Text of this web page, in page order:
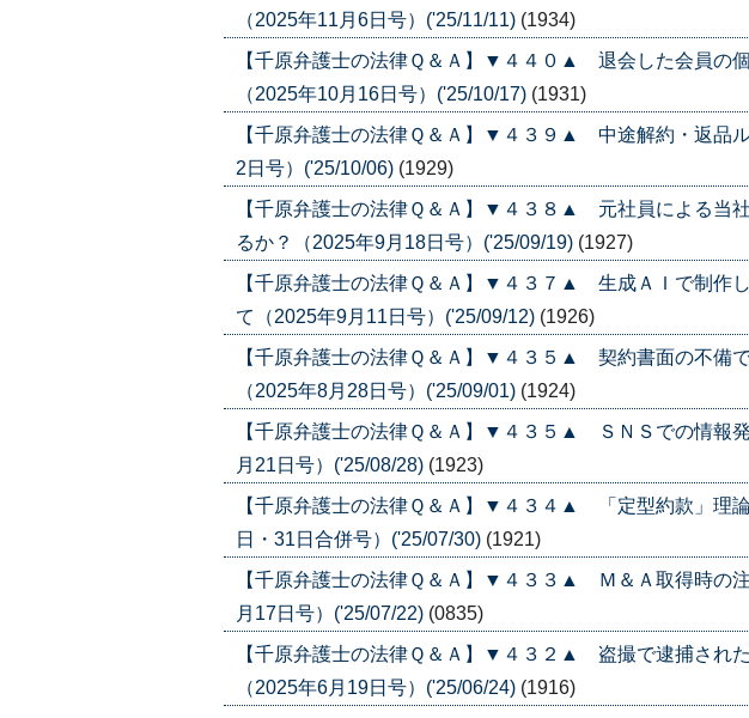
（2025年11月6日号）('25/11/11) (1934)
【千原弁護士の法律Ｑ＆Ａ】▼４４０▲ 退会した会員の
（2025年10月16日号）('25/10/17) (1931)
【千原弁護士の法律Ｑ＆Ａ】▼４３９▲ 中途解約・返品
2日号）('25/10/06) (1929)
【千原弁護士の法律Ｑ＆Ａ】▼４３８▲ 元社員による当
るか？（2025年9月18日号）('25/09/19) (1927)
【千原弁護士の法律Ｑ＆Ａ】▼４３７▲ 生成ＡＩで制作
て（2025年9月11日号）('25/09/12) (1926)
【千原弁護士の法律Ｑ＆Ａ】▼４３５▲ 契約書面の不備
（2025年8月28日号）('25/09/01) (1924)
【千原弁護士の法律Ｑ＆Ａ】▼４３５▲ ＳＮＳでの情報
月21日号）('25/08/28) (1923)
【千原弁護士の法律Ｑ＆Ａ】▼４３４▲ 「定型約款」理
日・31日合併号）('25/07/30) (1921)
【千原弁護士の法律Ｑ＆Ａ】▼４３３▲ Ｍ＆Ａ取得時の
月17日号）('25/07/22) (0835)
【千原弁護士の法律Ｑ＆Ａ】▼４３２▲ 盗撮で逮捕され
（2025年6月19日号）('25/06/24) (1916)